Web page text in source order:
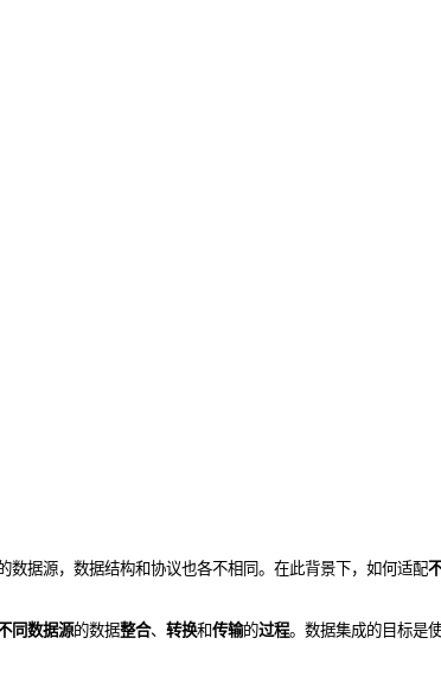
据源，数据结构和协议也各不相同。在此背景下，如何适配
同数据源的数据整合、 转换和传输的过程。数据集成的目标是